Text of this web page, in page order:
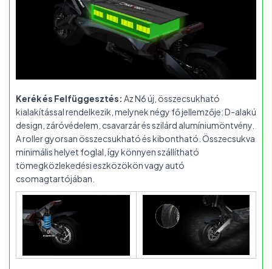
Kerék és Felfüggesztés: Az N6 új, összecsukható
kialakítással rendelkezik, melynek négy fő jellemzője: D-alakú
design, záróvédelem, csavarzár és szilárd alumíniumöntvény.
A roller gyorsan összecsukható és kibontható. Összecsukva
minimális helyet foglal, így könnyen szállítható
tömegközlekedési eszközökön vagy autó
csomagtartójában.